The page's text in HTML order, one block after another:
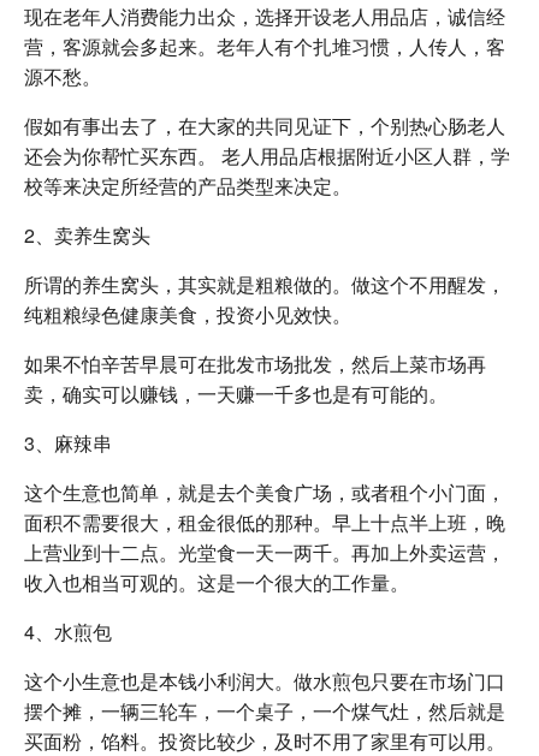
现在老年人消费能力出众，选择开设老人用品店，诚信经
营，客源就会多起来。老年人有个扎堆习惯，人传人，客
源不愁。
假如有事出去了，在大家的共同见证下，个别热心肠老人
还会为你帮忙买东西。 老人用品店根据附近小区人群，学
校等来决定所经营的产品类型来决定。
2、卖养生窝头
所谓的养生窝头，其实就是粗粮做的。做这个不用醒发，
纯粗粮绿色健康美食，投资小见效快。
如果不怕辛苦早晨可在批发市场批发，然后上菜市场再
卖，确实可以赚钱，一天赚一千多也是有可能的。
3、麻辣串
这个生意也简单，就是去个美食广场，或者租个小门面，
面积不需要很大，租金很低的那种。早上十点半上班，晚
上营业到十二点。光堂食一天一两千。再加上外卖运营，
收入也相当可观的。这是一个很大的工作量。
4、水煎包
这个小生意也是本钱小利润大。做水煎包只要在市场门口
摆个摊，一辆三轮车，一个桌子，一个煤气灶，然后就是
买面粉，馅料。投资比较少，及时不用了家里有可以用。